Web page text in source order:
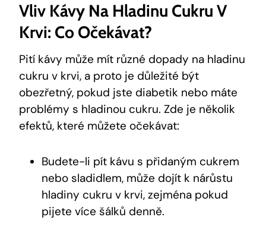
Vliv Kávy Na Hladinu Cukru V
Krvi: Co Očekávat?
Pití kávy může mít různé dopady na hladinu
cukru v krvi, a proto je důležité být
obezřetný, pokud jste diabetik nebo máte
problémy s hladinou cukru. Zde je několik
efektů, které můžete očekávat:
Budete-li pít kávu s přidaným cukrem
nebo sladidlem, může dojít k nárůstu
hladiny cukru v krvi, zejména pokud
pijete více šálků denně.